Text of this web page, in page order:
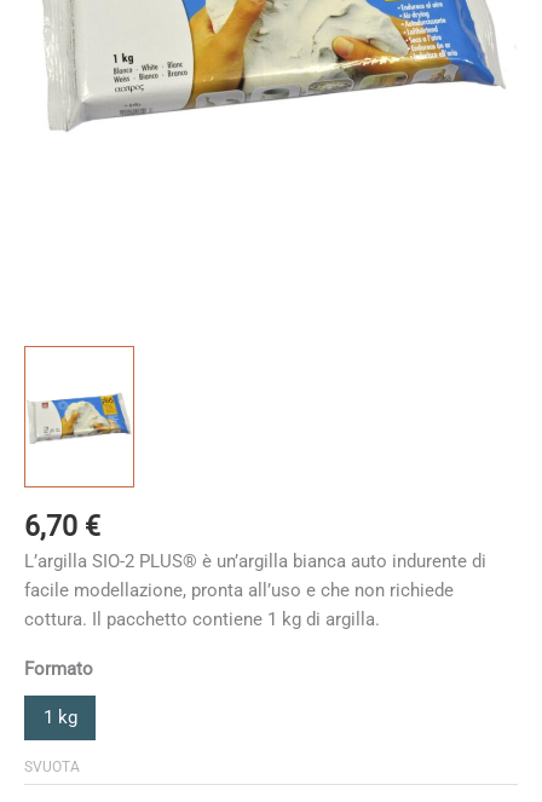
6,70 €
L’argilla SIO-2 PLUS® è un’argilla bianca auto indurente di
facile modellazione, pronta all’uso e che non richiede
cottura. Il pacchetto contiene 1 kg di argilla.
Formato
1 kg
SVUOTA